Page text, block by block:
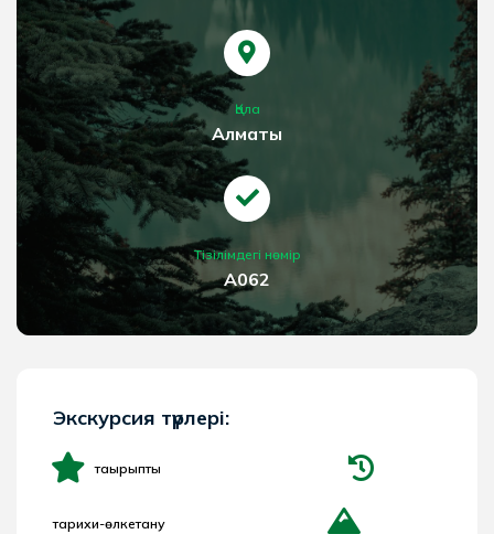
Қала
Алматы
Тізілімдегі нөмір
А062
Экскурсия түрлері:
тақырыптық
тарихи-өлкетану